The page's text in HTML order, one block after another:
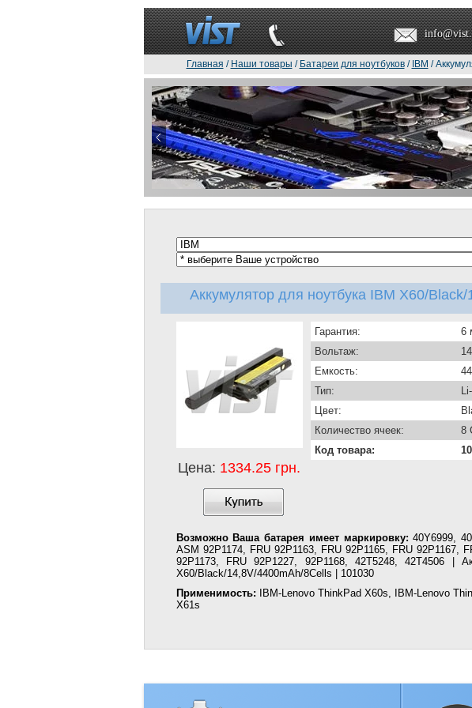
Главная / Наши товары / Батареи для ноутбуков/ IBM /
Аккумулятор для ноутбука IBM X60/
Цена: 1334.25 грн.
Гарантия:
6
Вольтаж:
Емкость:
Тип:
Цвет:
Количество ячеек:
8
Код товара:
Возможно Ваша батарея имеет маркировку: 40Y6999,
ASM 92P1174, FRU 92P1163, FRU 92P1165, FRU 92P1167,
92P1173, FRU 92P1227, 92P1168, 42T5248, 42T4506 |
X60/Black/14,8V/4400mAh/8Cells | 101030
Применимость: IBM-Lenovo ThinkPad X60s, IBM-Lenovo
X61s